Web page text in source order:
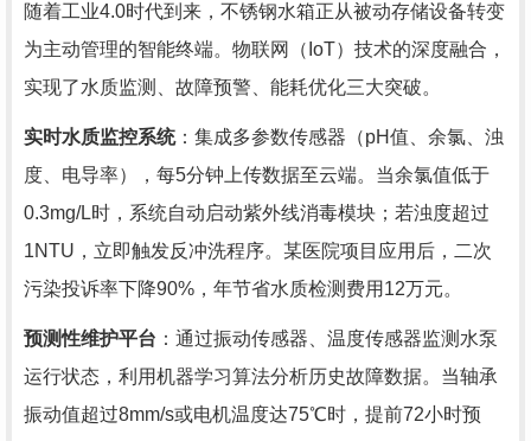
随着工业4.0时代到来，不锈钢水箱正从被动存储设备转变
为主动管理的智能终端。物联网（IoT）技术的深度融合，
实现了水质监测、故障预警、能耗优化三大突破。
实时水质监控系统：集成多参数传感器（pH值、余氯、浊
度、电导率），每5分钟上传数据至云端。当余氯值低于
0.3mg/L时，系统自动启动紫外线消毒模块；若浊度超过
1NTU，立即触发反冲洗程序。某医院项目应用后，二次
污染投诉率下降90%，年节省水质检测费用12万元。
预测性维护平台 ：通过振动传感器、温度传感器监测水泵
运行状态，利用机器学习算法分析历史故障数据。当轴承
振动值超过8mm/s或电机温度达75℃时，提前72小时预